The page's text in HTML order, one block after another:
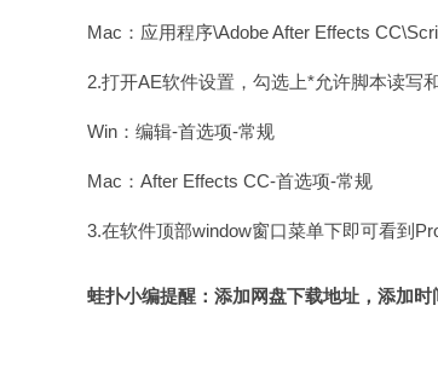
Mac：应用程序\Adobe After Effects
2.打开AE软件设置，勾选上*允许脚本读写
Win：编辑-首选项-常规
Mac：After Effects CC-首选项-常规
3.在软件顶部window窗口菜单下即可看到
蛙扑小编提醒：添加网盘下载地址，添加